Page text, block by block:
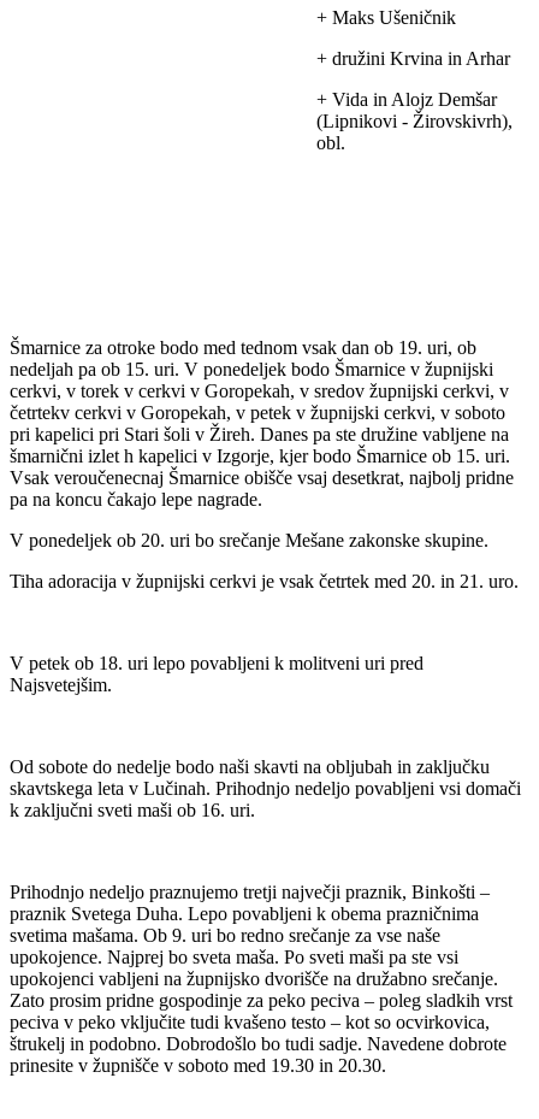
+ Maks Ušeničnik
+ družini Krvina in Arhar
+ Vida in Alojz Demšar
(Lipnikovi - Žirovskivrh),
obl.
Šmarnice za otroke bodo med tednom vsak dan ob 19. uri, ob
nedeljah pa ob 15. uri. V ponedeljek bodo Šmarnice v župnijski
cerkvi, v torek v cerkvi v Goropekah, v sredov župnijski cerkvi, v
četrtekv cerkvi v Goropekah, v petek v župnijski cerkvi, v soboto
pri kapelici pri Stari šoli v Žireh. Danes pa ste družine vabljene na
šmarnični izlet h kapelici v Izgorje, kjer bodo Šmarnice ob 15. uri.
Vsak veroučenecnaj Šmarnice obišče vsaj desetkrat, najbolj pridne
pa na koncu čakajo lepe nagrade.
V ponedeljek ob 20. uri bo srečanje Mešane zakonske skupine.
Tiha adoracija v župnijski cerkvi je vsak četrtek med 20. in 21. uro.
V petek ob 18. uri lepo povabljeni k molitveni uri pred
Najsvetejšim.
Od sobote do nedelje bodo naši skavti na obljubah in zaključku
skavtskega leta v Lučinah. Prihodnjo nedeljo povabljeni vsi domači
k zaključni sveti maši ob 16. uri.
Prihodnjo nedeljo praznujemo tretji največji praznik, Binkošti –
praznik Svetega Duha. Lepo povabljeni k obema prazničnima
svetima mašama. Ob 9. uri bo redno srečanje za vse naše
upokojence. Najprej bo sveta maša. Po sveti maši pa ste vsi
upokojenci vabljeni na župnijsko dvorišče na družabno srečanje.
Zato prosim pridne gospodinje za peko peciva – poleg sladkih vrst
peciva v peko vključite tudi kvašeno testo – kot so ocvirkovica,
štrukelj in podobno. Dobrodošlo bo tudi sadje. Navedene dobrote
prinesite v župnišče v soboto med 19.30 in 20.30.